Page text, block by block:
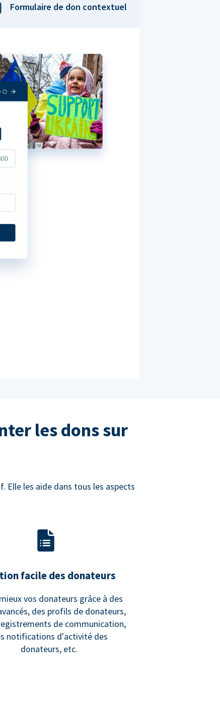
Formulaire de don contextuel
les dons sur
les aide dans tous les aspects
facile des donateurs
vos donateurs grâce à des
des profils de donateurs,
de communication,
notifications d'activité des
donateurs, etc.